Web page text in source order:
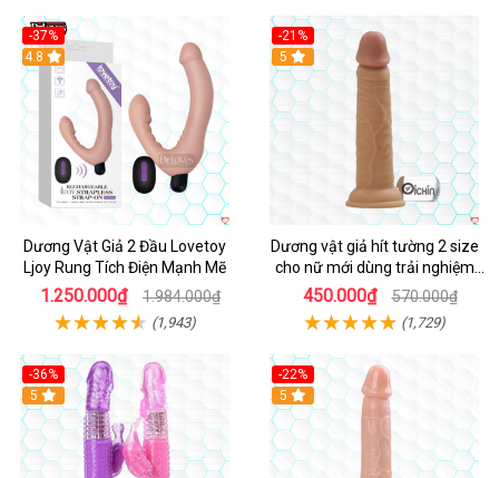
-37%
Hot
4.8
Dương Vật Giả 2 Đầu Lovetoy
Ljoy Rung Tích Điện Mạnh Mẽ
1.250.000₫ 1.984.000₫
(1,943)
-21%
Hot
5
Dương vật giả hít tường 2 size
cho nữ mới dùng trải nghiệm
thật
450.000₫ 570.000₫
(1,729)
-36%
Hot
5
-22%
Hot
5